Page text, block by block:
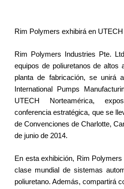
Rim Polymers exhibirá en
Rim Polymers Industries Pte.
equipos de poliuretanos de altos
planta de fabricación, se unirá
International Pumps
UTECH Norteamérica,
conferencia estratégica, que se
de Convenciones de Charlotte,
de junio de 2014.
En esta exhibición, Rim
clase mundial de sistemas
poliuretano. Además, compartirá